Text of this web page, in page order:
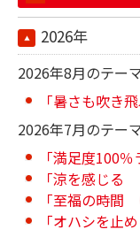
2026年
2026年8月のテー
「暑さも吹き
2026年7月のテー
「満足度100％
「涼を感じる
「至福の時間
「オハシを止